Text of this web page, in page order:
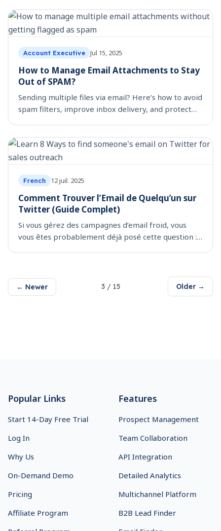
极讨论自己的痛点、成就等。 但找到他们的验证电子邮
件地址是大多数外联团队遇到困难的地方。 在本指南
Twitter查找联系信息的经过验证的方法，以
Account Executive Jul 15, 2025
How to Manage Email Attachments to Stay
Out of SPAM?
Sending multiple files via email? Here’s how to avoid
spam filters, improve inbox delivery, and protect
French 12 juil. 2025
Comment Trouver l’Email de Quelqu’un sur
Twitter (Guide Complet)
Si vous gérez des campagnes d’email froid, vous
vous êtes probablement déjà posé cette question :
← Newer 3 / 15 Older →
Popular Links
Start 14-Day Free Trial
Log In
Why Us
On-Demand Demo
Pricing
Affiliate Program
Features
Prospect Management
Team Collaboration
API Integration
Detailed Analytics
Multichannel Platform
B2B Lead Finder